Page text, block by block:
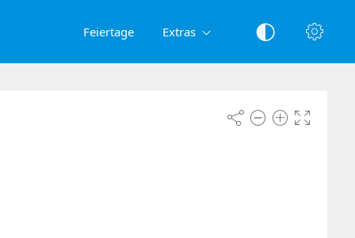
Feiertage Extras